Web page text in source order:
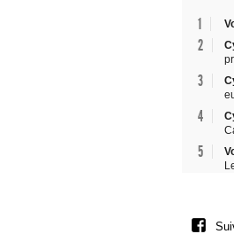
1
2
3
4
5